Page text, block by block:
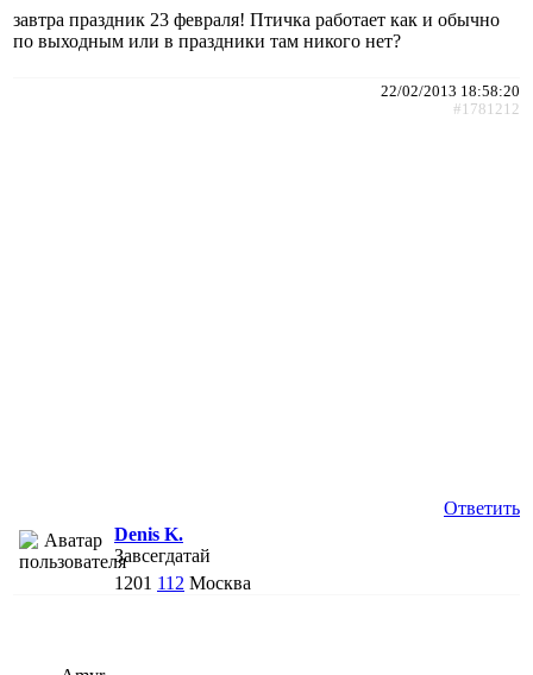
завтра праздник 23 февраля! Птичка работает как и обычно
по выходным или в праздники там никого нет?
22/02/2013 18:58:20
#1781212
Ответить
Denis K.
Завсегдатай
1201 112 Москва